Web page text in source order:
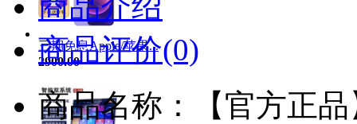
三期免息Apple/苹果...
2900.00
商品介绍
商品评价(0)
商品名称：【官方正